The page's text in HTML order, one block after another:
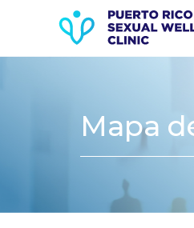
Mapa